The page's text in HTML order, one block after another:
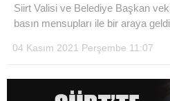
Siirt Valisi ve Belediye Başkan
basın mensupları ile bir araya
04 Kasım 2021 Perşembe 11:07